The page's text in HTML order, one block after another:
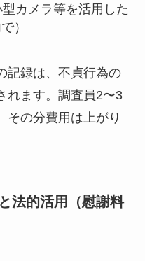
カメラ等を活用した
）
記録は、不貞行為の
れます。調査員2〜3
その分費用は上がり
法的活用（慰謝料